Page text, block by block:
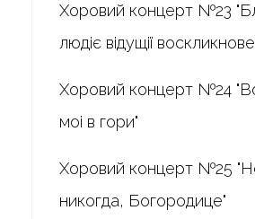
Хоровий концерт №23
людіє відущії
Хоровий концерт №24
моі в гори"
Хоровий концерт №25
никогда, Богородице"